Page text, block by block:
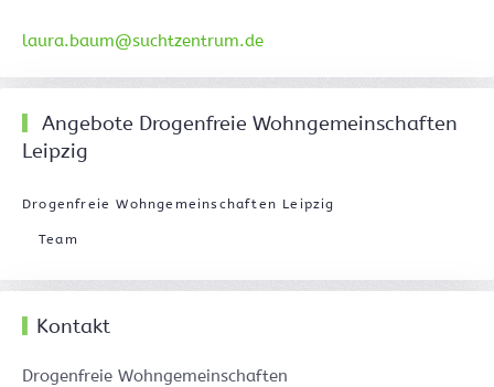
laura.baum@suchtzentrum.de
Angebote Drogenfreie Wohngemeinschaften
Leipzig
Drogenfreie Wohngemeinschaften Leipzig
Team
Kontakt
Drogenfreie Wohngemeinschaften